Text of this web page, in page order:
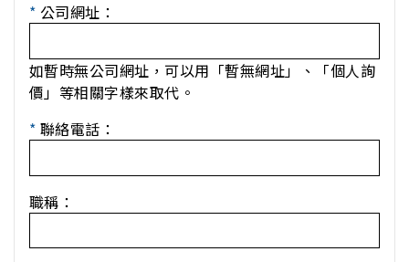
* 公司網址：
如暫時無公司網址，可以用「暫無網址」、「個人詢
價」等相關字樣來取代。
* 聯絡電話：
職稱：